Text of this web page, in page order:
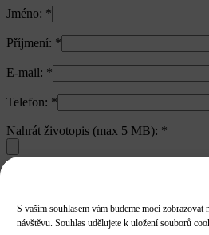
S vaším souhlasem vám budeme moci
návštěvu. Souhlas udělujete k uložení souborů
Jméno: *
Příjmení: *
E-mail: *
Telefon: *
Nahrát životopis (max 5 MB): *